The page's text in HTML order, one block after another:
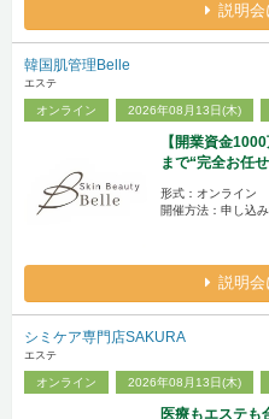
説明会
韓国肌管理Belle
エステ
オンライン 2026年08月13日(木)
【開業資金
まで“完全お任
形式：オンライン
開催方法：申し込
説明会
シミケア専門店SAKURA
エステ
オンライン 2026年08月13日(木)
医療もエステも